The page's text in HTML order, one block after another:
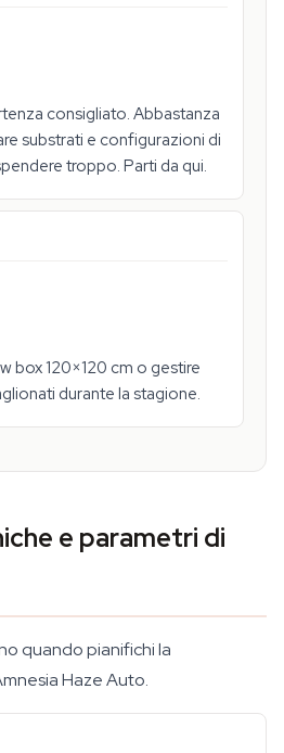
consigliato. Abbastanza
substrati e configurazioni di
troppo. Parti da qui.
box 120×120 cm o gestire
durante la stagione.
e parametri di
quando pianifichi la
Haze Auto.